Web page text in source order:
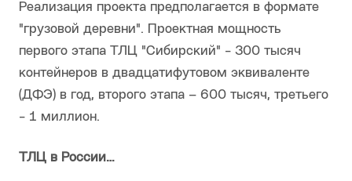
Реализация проекта предполагается в формате
"грузовой деревни". Проектная мощность
первого этапа ТЛЦ "Сибирский" - 300 тысяч
контейнеров в двадцатифутовом эквиваленте
(ДФЭ) в год, второго этапа – 600 тысяч, третьего
- 1 миллион.
ТЛЦ в России…